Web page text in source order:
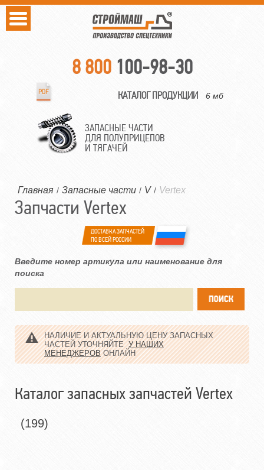
8 800 100-98-30
КАТАЛОГ ПРОДУКЦИИ 6 мб
ЗАПАСНЫЕ ЧАСТИ
ДЛЯ ПОЛУПРИЦЕПОВ
И ТЯГАЧЕЙ
Главная / Запасные части / V / Vertex
Запчасти Vertex
ДОСТАВКА ЗАПЧАСТЕЙ
ПО ВСЕЙ РОССИИ
Введите номер артикула или наименование для
поиска
НАЛИЧИЕ И АКТУАЛЬНУЮ ЦЕНУ ЗАПАСНЫХ
ЧАСТЕЙ УТОЧНЯЙТЕУ НАШИХ
МЕНЕДЖЕРОВОНЛАЙН
Каталог запасных запчастей Vertex
(199)